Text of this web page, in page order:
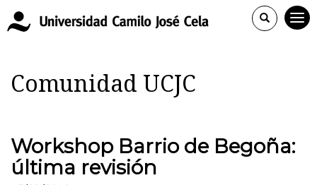
Comunidad UCJC
Workshop Barrio de Begoña:
última revisión